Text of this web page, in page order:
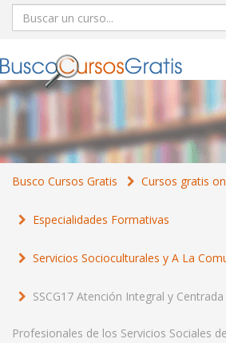
Busco Cursos Gratis Cursos gratis
Especialidades Formativas
Servicios Socioculturales y A La
SSCG17 Atención Integral y
Profesionales de los Servicios Sociales